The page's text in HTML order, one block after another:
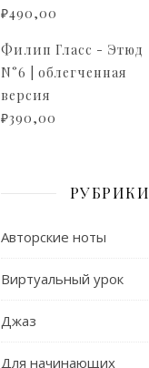
₽490,00
Филип Гласс - Этюд
N°6 | облегченная
версия
₽390,00
РУБРИКИ
Авторские ноты
Виртуальный урок
Джаз
Для начинающих